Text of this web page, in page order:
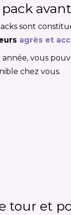
sont
agrès et
vous
chez vous.
tour et